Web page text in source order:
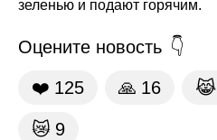
зеленью и подают горячим.
Оцените новость
❤️ 125 🙏 16 😹
😿 9